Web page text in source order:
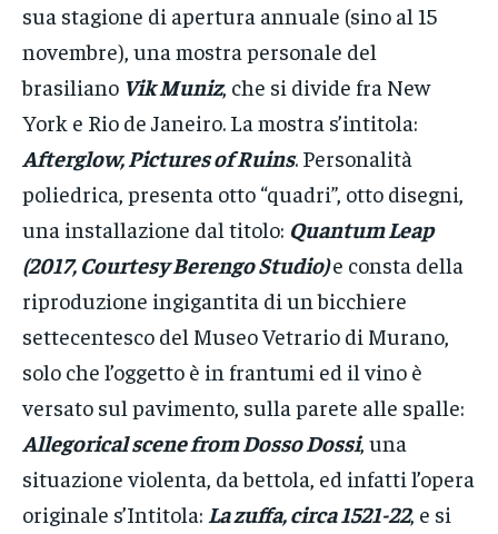
sua stagione di apertura annuale (sino al 15
novembre), una mostra personale del
brasiliano Vik Muniz, che si divide fra New
York e Rio de Janeiro. La mostra s’intitola:
Afterglow, Pictures of Ruins. Personalità
poliedrica, presenta otto “quadri”, otto disegni,
una installazione dal titolo: Quantum Leap
(2017, Courtesy Berengo Studio)e consta della
riproduzione ingigantita di un bicchiere
settecentesco del Museo Vetrario di Murano,
solo che l’oggetto è in frantumi ed il vino è
versato sul pavimento, sulla parete alle spalle:
Allegorical scene from Dosso Dossi, una
situazione violenta, da bettola, ed infatti l’opera
originale s’Intitola: La zuffa, circa 1521-22, e si